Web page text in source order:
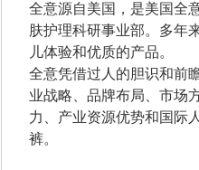
全意源自美国，是美国全
肤护理科研事业部。多年
儿体验和优质的产品。
全意凭借过人的胆识和前
业战略、品牌布局、市场
力、产业资源优势和国际
裤。